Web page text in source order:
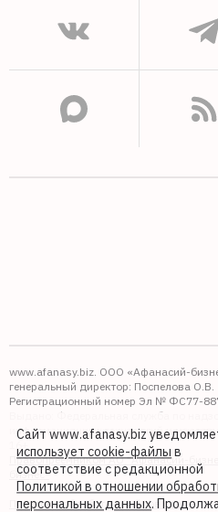
www.afanasy.biz. ООО «Афанасий-
генеральный директор: Поспелова О.В.
Регистрационный номер Эл № ФС77-
Выдано: Федеральная служба по
информационных технологий и
Правопреемником АО "Афанасий-
бизнес"
Политика обработки файлов cookie
Сайт www.afanasy.biz
использует cookie-файлы в
соответствие с редакционной
Политикой в отношении
персональных данных.